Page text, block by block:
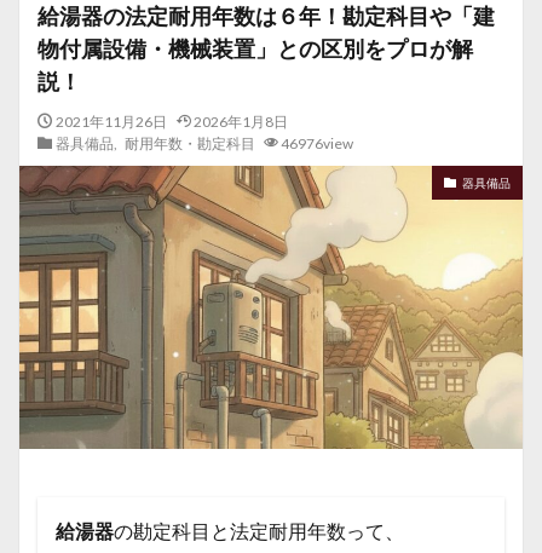
給湯器の法定耐用年数は６年！勘定科目や「建
物付属設備・機械装置」との区別をプロが解
説！
2021年11月26日
2026年1月8日
器具備品
耐用年数・勘定科目 46976view
器具備品
給湯器の勘定科目と法定耐用年数って、